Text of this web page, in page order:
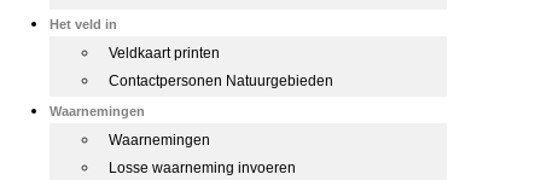
Het veld in
Veldkaart printen
Contactpersonen Natuurgebieden
Waarnemingen
Waarnemingen
Losse waarneming invoeren